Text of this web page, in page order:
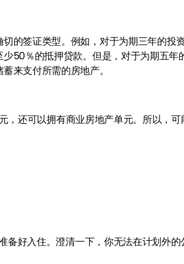
的签证类型。例如，对于为期三年的投
50％的抵押贷款。但是，对于为期五年
来支付所需的房地产。
，还可以拥有商业房地产单元。所以，可
备好入住。澄清一下，你无法在计划外的